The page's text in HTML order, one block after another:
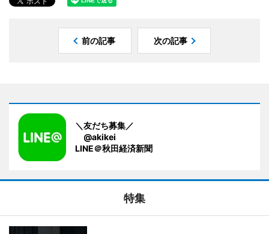
前の記事 次の記事
＼友だち募集／
@akikei
LINE＠秋田経済新聞
特集